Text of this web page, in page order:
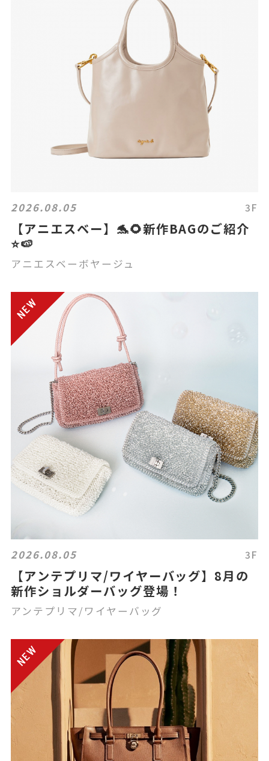
2026.08.05 3F
【アニエスベー】🐬🌻新作BAGのご紹介
⭐️🍉
アニエスベーボヤージュ
2026.08.05 3F
【アンテプリマ/ワイヤーバッグ】8月の
新作ショルダーバッグ登場！
アンテプリマ/ワイヤーバッグ